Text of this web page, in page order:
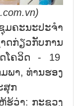
ະນະປະຈຳ
ດກ່ຽວກັບການ
ໂຄວິດ - 19
ພາ, ທ່ານຮອງ
ສຸກ
ຮູ້ວ່າ: ກະຊວງ